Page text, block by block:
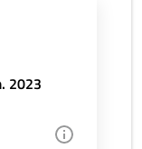
2023